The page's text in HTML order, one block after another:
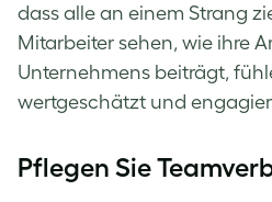
dass alle an einem Strang
Mitarbeiter sehen, wie ihre
Unternehmens beiträgt,
wertgeschätzt und
Pflegen Sie